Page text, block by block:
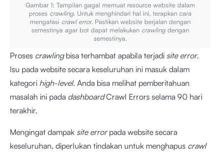
Gambar 1: Tampilan gagal memuat resource website dalam
proses crawling. Untuk menghindari hal ini, terapkan cara
mengatasi crawl error. Pastikan website berjalan dengan
semestinya agar bot dapat melakukan crawlingdengan
semestinya.
Proses crawlingbisa terhambat apabila terjadi site error.
Isu pada website secara keseluruhan ini masuk dalam
kategori high-level. Anda bisa melihat pemberitahuan
masalah ini pada dashboardCrawl Errors selama 90 hari
terakhir.
Mengingat dampak site errorpada website secara
keseluruhan, diperlukan tindakan untuk menghapus crawl